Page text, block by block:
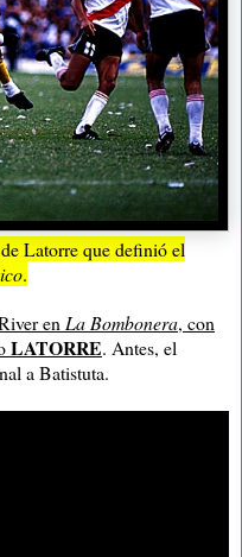
de Latorre que definió el
.
enLa Bombonera, con
LATORRE. Antes, el
a Batistuta.